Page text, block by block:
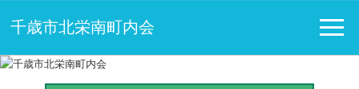
千歳市北栄南町内会